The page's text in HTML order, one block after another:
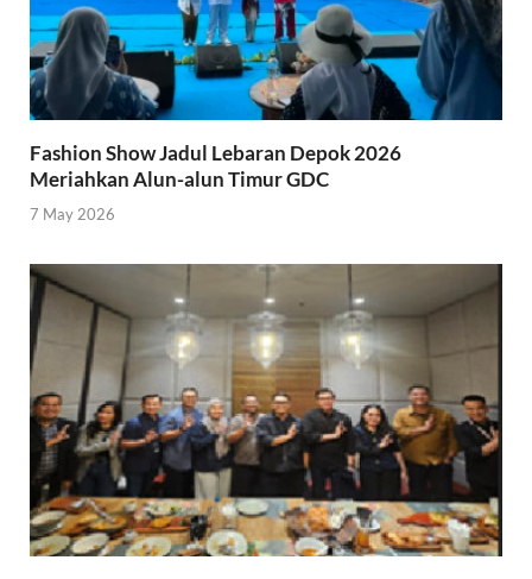
Fashion Show Jadul Lebaran Depok 2026
Meriahkan Alun-alun Timur GDC
7 May 2026